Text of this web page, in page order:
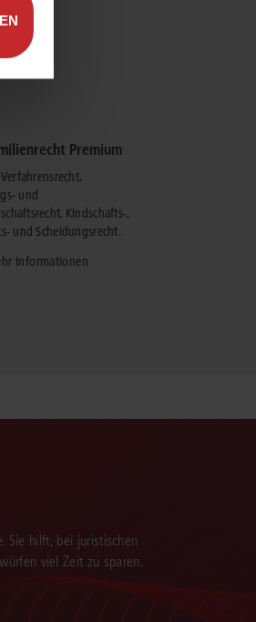
Premium
und
Kindschafts-,
und Scheidungsrecht.
Informationen
Sie hilft, bei juristischen
viel Zeit zu sparen.